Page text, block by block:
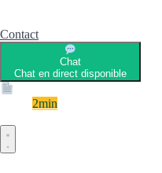
Contact
Chat
Chat en direct disponible
2min